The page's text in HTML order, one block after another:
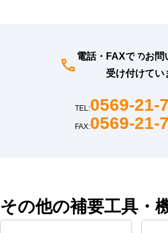
電話・FAXでのお問
受け付けてい
TEL:0569-21-
FAX:0569-21-
その他の補要工具・